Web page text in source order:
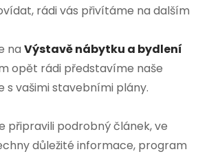
rádi vás přivítáme na dalším
na Výstavě nábytku a bydlení
opět rádi představíme naše
s vašimi stavebními plány.
připravili podrobný článek, ve
důležité informace, program